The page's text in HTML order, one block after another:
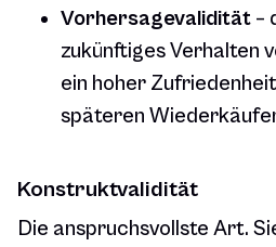
Vorhersagevalidität –
zukünftiges Verhalten
ein hoher
späteren
Konstruktvalidität
Die anspruchsvollste Art.